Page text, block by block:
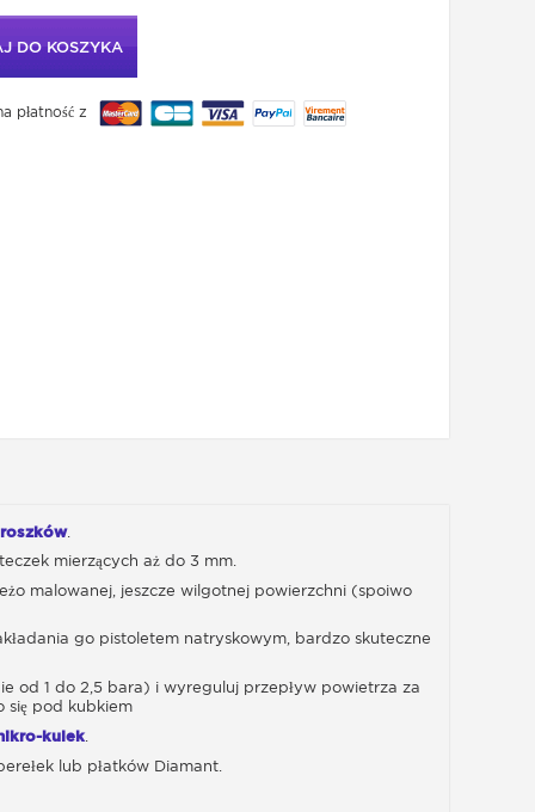
DO KOSZYKA
płatność z
.
mierzących aż do 3 mm.
malowanej, jeszcze wilgotnej powierzchni (spoiwo
go pistoletem natryskowym, bardzo skuteczne
od 1 do 2,5 bara) i wyreguluj przepływ powietrza za
się pod kubkiem
kulek.
lub płatków Diamant.